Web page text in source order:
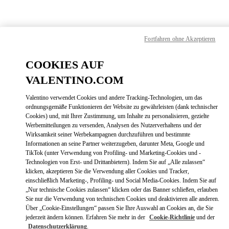
Finden sie ihre Valentino
Bitte suchen Sie nach Ihrem Land /
Ihrer Region
COOKIES AUF
VALENTINO.COM
Valentino verwendet Cookies und andere Tracking-Technologien, um das
ordnungsgemäße Funktionieren der Website zu gewährleisten (dank technischer
Cookies) und, mit Ihrer Zustimmung, um Inhalte zu personalisieren, gezielte
Werbemitteilungen zu versenden, Analysen des Nutzerverhaltens und der
Wirksamkeit seiner Werbekampagnen durchzuführen und bestimmte
Informationen an seine Partner weiterzugeben, darunter Meta, Google und
TikTok (unter Verwendung von Profiling- und Marketing-Cookies und -
Technologien von Erst- und Drittanbietern). Indem Sie auf „Alle zulassen“
klicken, akzeptieren Sie die Verwendung aller Cookies und Tracker,
einschließlich Marketing-, Profiling- und Social Media-Cookies. Indem Sie auf
„Nur technische Cookies zulassen“ klicken oder das Banner schließen, erlauben
Sie nur die Verwendung von technischen Cookies und deaktivieren alle anderen.
Über „Cookie-Einstellungen“ passen Sie Ihre Auswahl an Cookies an, die Sie
jederzeit ändern können. Erfahren Sie mehr in der Cookie-Richtlinie und der
Datenschutzerklärung.
Fortfahren ohne Akzeptieren